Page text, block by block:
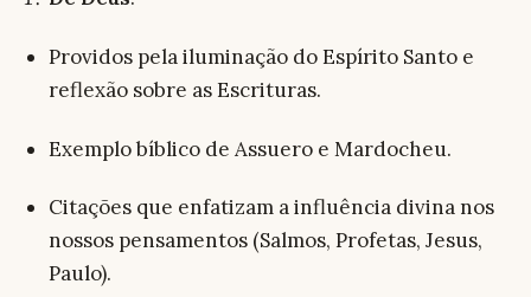
Providos pela iluminação do Espírito Santo e
reflexão sobre as Escrituras.
Exemplo bíblico de Assuero e Mardocheu.
Citações que enfatizam a influência divina nos
nossos pensamentos (Salmos, Profetas, Jesus,
Paulo).